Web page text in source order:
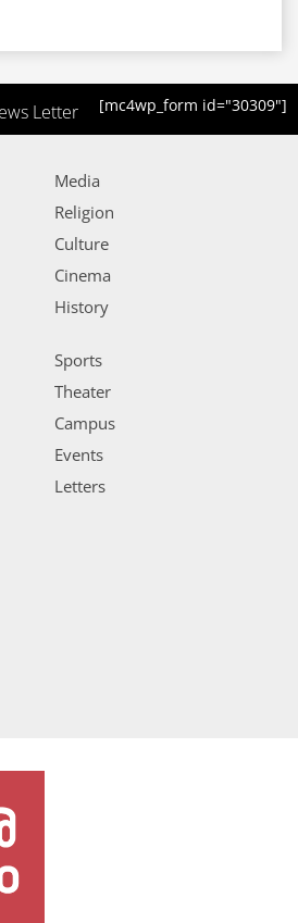
Letter [mc4wp_form id="30309"]
Media
Religion
Culture
Cinema
History
Sports
Theater
Campus
Events
Letters